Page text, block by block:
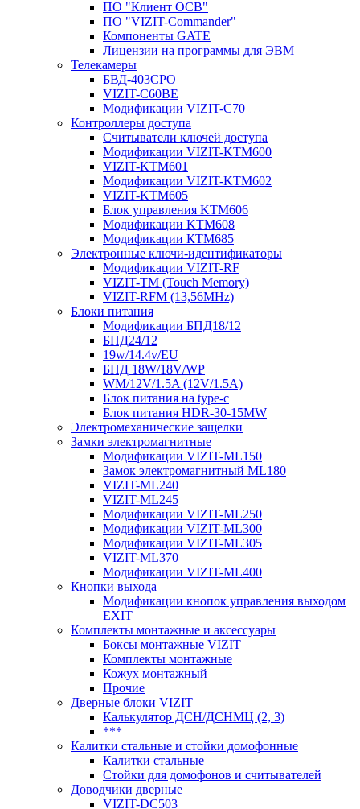
ПО "Клиент ОСВ"
ПО "VIZIT-Commander"
Компоненты GATE
Лицензии на программы для ЭВМ
Телекамеры
БВД-403СРО
VIZIT-С60BE
Модификации VIZIT-C70
Контроллеры доступа
Считыватели ключей доступа
Модификации VIZIT-KTM600
VIZIT-KTM601
Модификации VIZIT-KTM602
VIZIT-KTM605
Блок управления KTM606
Модификации KTM608
Модификации КТМ685
Электронные ключи-идентификаторы
Модификации VIZIT-RF
VIZIT-TM (Touch Memory)
VIZIT-RFM (13,56MHz)
Блоки питания
Модификации БПД18/12
БПД24/12
19w/14.4v/EU
БПД 18W/18V/WP
WM/12V/1.5A (12V/1.5A)
Блок питания на type-c
Блок питания HDR-30-15MW
Электромеханические защелки
Замки электромагнитные
Модификации VIZIT-ML150
Замок электромагнитный ML180
VIZIT-ML240
VIZIT-ML245
Модификации VIZIT-ML250
Модификации VIZIT-ML300
Модификации VIZIT-ML305
VIZIT-ML370
Модификации VIZIT-ML400
Кнопки выхода
Модификации кнопок управления выходом
EXIT
Комплекты монтажные и аксессуары
Боксы монтажные VIZIT
Комплекты монтажные
Кожух монтажный
Прочие
Дверные блоки VIZIT
Калькулятор ДСН/ДСНМЦ (2, 3)
***
Калитки стальные и стойки домофонные
Калитки стальные
Стойки для домофонов и считывателей
Доводчики дверные
VIZIT-DC503